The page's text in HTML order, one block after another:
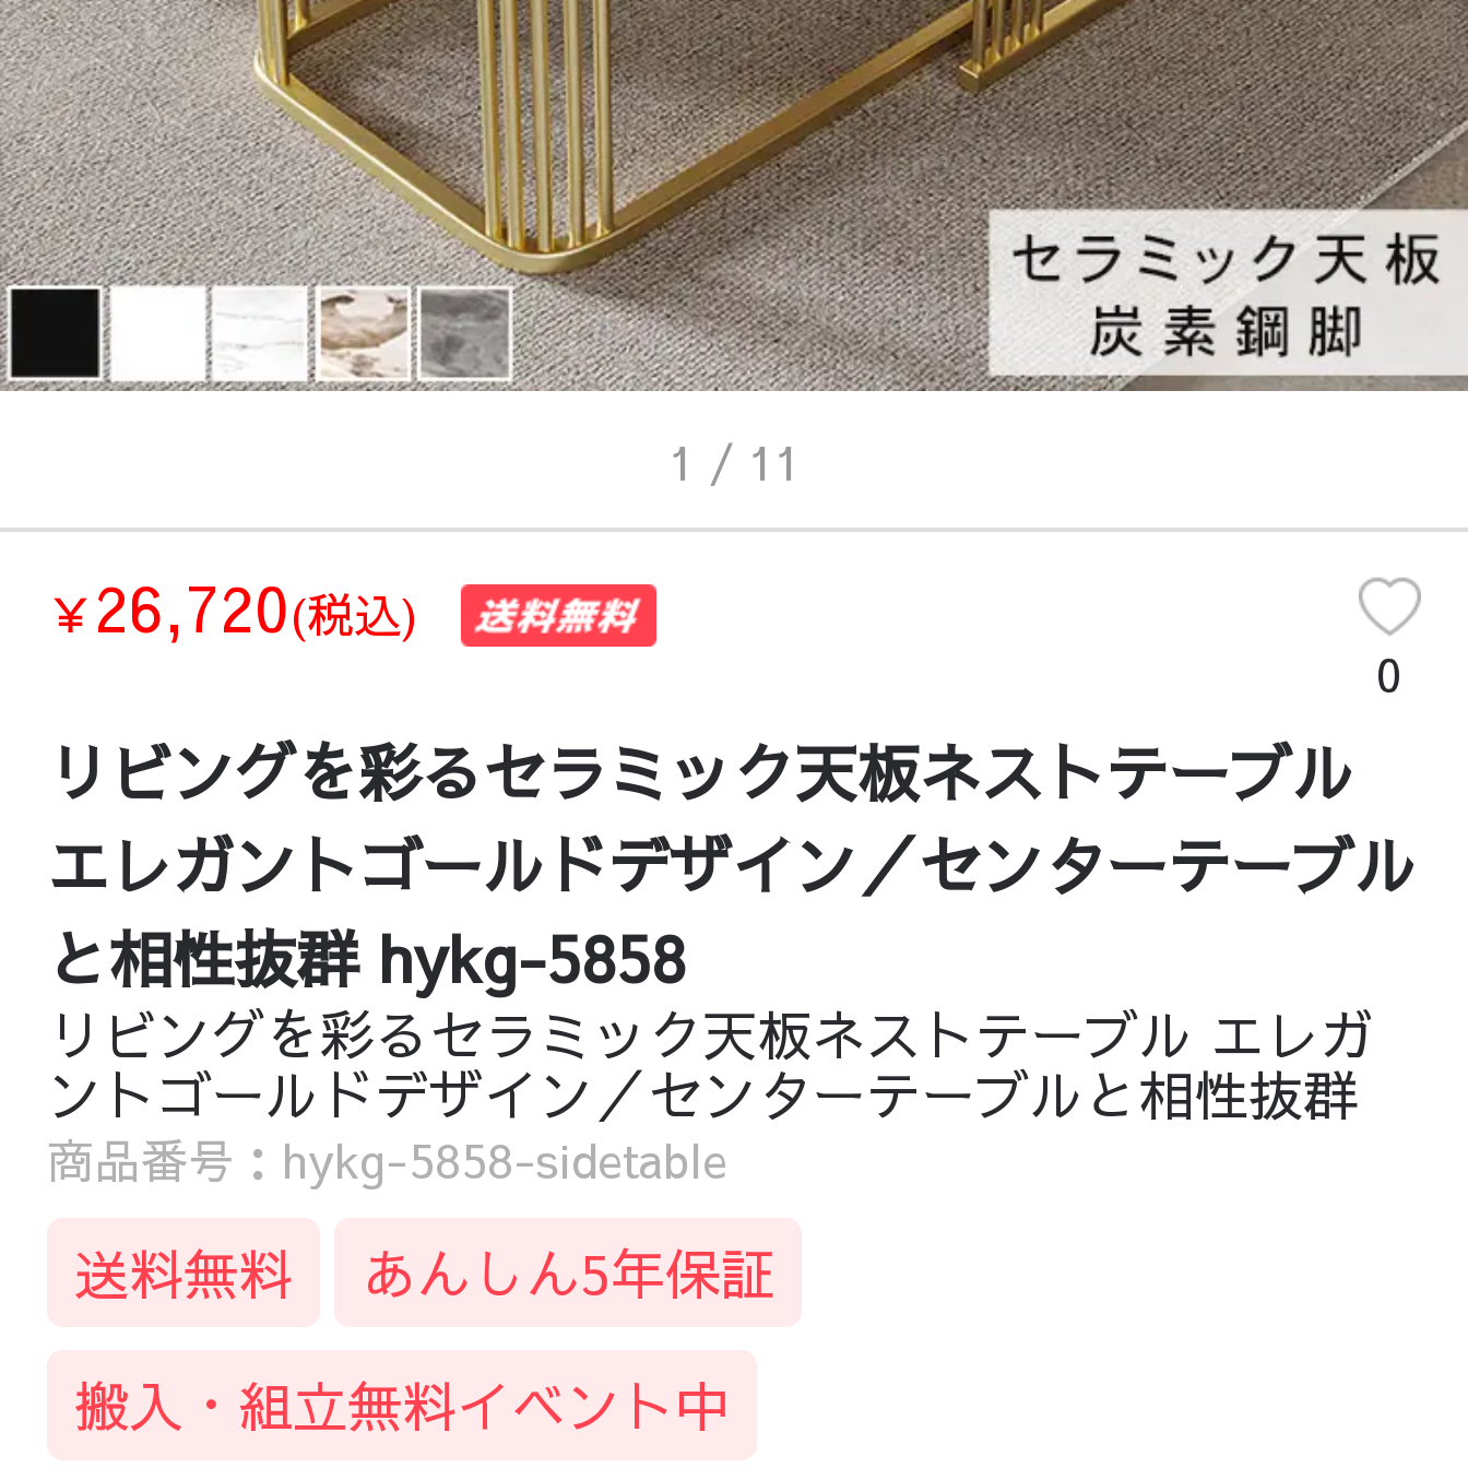
1 / 11
￥26,720(税込)
0
リビングを彩るセラミック天板ネストテーブル
エレガントゴールドデザイン／センターテーブル
と相性抜群 hykg-5858
リビングを彩るセラミック天板ネストテーブル エレガ
ントゴールドデザイン／センターテーブルと相性抜群
商品番号：hykg-5858-sidetable
送料無料
あんしん5年保証
搬入・組立無料イベント中